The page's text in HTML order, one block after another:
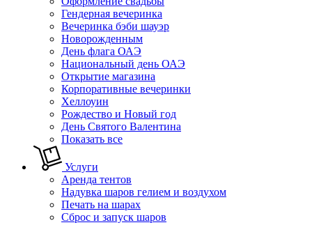
Гендерная вечеринка
Вечеринка бэби шауэр
Новорожденным
День флага ОАЭ
Национальный день ОАЭ
Открытие магазина
Корпоративные вечеринки
Хеллоуин
Рождество и Новый год
День Святого Валентина
Показать все
Услуги
Аренда тентов
Надувка шаров гелием и воздухом
Печать на шарах
Сброс и запуск шаров